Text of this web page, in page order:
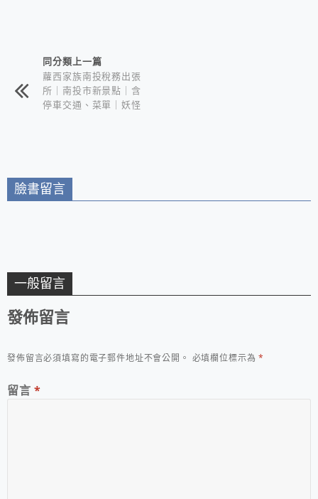
相連文章同分類上一篇
蘿西家族南投稅務出張
所｜南投市新景點｜含
停車交通、菜單｜妖怪
臉書留言
一般留言
發佈留言
發佈留言必須填寫的電子郵件地址不會公開。 必填欄位標示為*
留言 *